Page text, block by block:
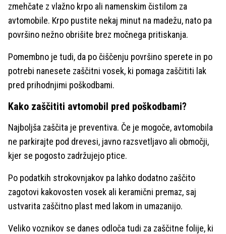
zmehčate z vlažno krpo ali namenskim čistilom za
avtomobile. Krpo pustite nekaj minut na madežu, nato pa
površino nežno obrišite brez močnega pritiskanja.
Pomembno je tudi, da po čiščenju površino sperete in po
potrebi nanesete zaščitni vosek, ki pomaga zaščititi lak
pred prihodnjimi poškodbami.
Kako zaščititi avtomobil pred poškodbami?
Najboljša zaščita je preventiva. Če je mogoče, avtomobila
ne parkirajte pod drevesi, javno razsvetljavo ali območji,
kjer se pogosto zadržujejo ptice.
Po podatkih strokovnjakov pa lahko dodatno zaščito
zagotovi kakovosten vosek ali keramični premaz, saj
ustvarita zaščitno plast med lakom in umazanijo.
Veliko voznikov se danes odloča tudi za zaščitne folije, ki